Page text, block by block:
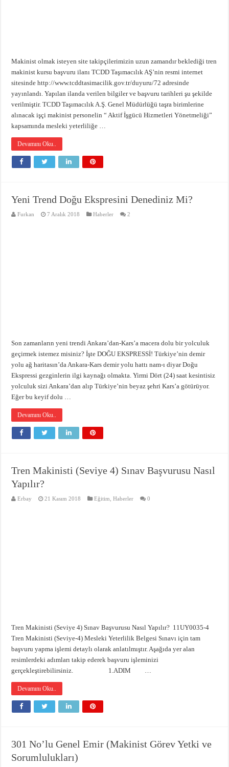
Makinist olmak isteyen site takipçilerimizin uzun zamandır beklediği tren
makinist kursu başvuru ilanı TCDD Taşımacılık AŞ’nin resmi internet
sitesinde http://www.tcddtasimacilik.gov.tr/duyuru/72 adresinde
yayınlandı. Yapılan ilanda verilen bilgiler ve başvuru tarihleri şu şekilde
verilmiştir. TCDD Taşımacılık A.Ş. Genel Müdürlüğü taşra birimlerine
alınacak işçi makinist personelin “ Aktif İşgücü Hizmetleri Yönetmeliği”
kapsamında mesleki yeterliliğe …
Devamını Oku..
Yeni Trend Doğu Ekspresini Denediniz Mi?
Furkan 7 Aralık 2018 Haberler 2
Son zamanların yeni trendi Ankara’dan-Kars’a macera dolu bir yolculuk
geçirmek istemez misiniz? İşte DOĞU EKSPRESSİ! Türkiye’nin demir
yolu ağ haritasın’da Ankara-Kars demir yolu hattı nam-ı diyar Doğu
Ekspressi gezginlerin ilgi kaynağı olmakta. Yirmi Dört (24) saat kesintisiz
yolculuk sizi Ankara’dan alıp Türkiye’nin beyaz şehri Kars’a götürüyor.
Eğer bu keyif dolu …
Devamını Oku..
Tren Makinisti (Seviye 4) Sınav Başvurusu Nasıl
Yapılır?
Erbay 21 Kasım 2018 Eğitim ,Haberler 0
Tren Makinisti (Seviye 4) Sınav Başvurusu Nasıl Yapılır? 11UY0035-4
Tren Makinisti (Seviye-4) Mesleki Yeterlilik Belgesi Sınavı için tam
başvuru yapma işlemi detaylı olarak anlatılmıştır. Aşağıda yer alan
resimlerdeki adımları takip ederek başvuru işleminizi
gerçekleştirebilirsiniz. 1.ADIM …
Devamını Oku..
301 No’lu Genel Emir (Makinist Görev Yetki ve
Sorumlulukları)